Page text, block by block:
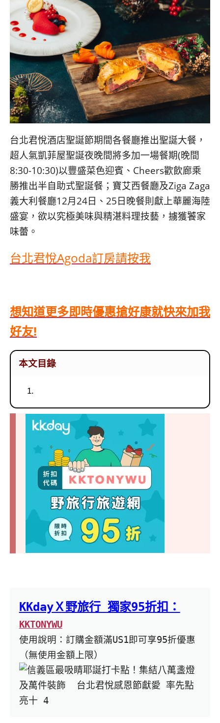
台北君悅酒店聖誕節期間各餐廳推出聖誕大餐，
超人氣凱菲屋聖誕夜晚間將多加一場餐期(晚間
8:30-10:30)以豐盛菜色迎賓、Cheers歡飲廊乘
勝推出半自助式聖誕餐；寶艾西餐廳及Ziga Zaga
義大利餐廳12月24日、25日晚餐則獻上華麗海陸
盛宴，欲以究極美味與精湛料理技藝，擄獲饕家
味蕾。
台北君悅Agoda訂房請按我
想知道更多即時優惠搶好康就快來加我
好友!
本文目錄
KKdayＸ野旅行 獨家95折扣：
KKTONYWU
使用說明：訂購金額滿US1即可享95折優惠
（無使用金額上限）